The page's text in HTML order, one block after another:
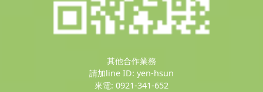
其他合作業務
請加line ID: yen-hsun
來電: 0921-341-652